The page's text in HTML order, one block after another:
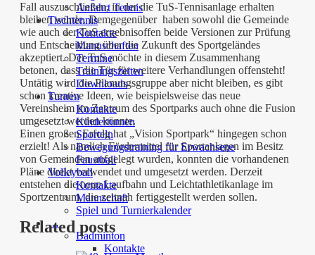
Anfahrt Tennis
Tischtennis
Kontakte
Mannschaften
Termine
Trainingszeiten
Downloads
Turnen
Kontakte
Kinderturnen
Sporteln
Bewegungstraining für Erwachsene
Faustball
Volleyball
Kontakte
Mannschaft
Spiel und Turnierkalender
…
Badminton
Kontakte
Fall auszuschließen, in der die TuS-Tennisanlage erhalten
bleiben würde. Demgegenüber haben sowohl die Gemeinde
wie auch der TuS ergebnisoffen beide Versionen zur Prüfung
und Entscheidung über die Zukunft des Sportgeländes
akzeptiert. Der TuS möchte in diesem Zusammenhang
betonen, dass die Tür für weitere Verhandlungen offensteht!
Untätig wird die Planungsgruppe aber nicht bleiben, es gibt
schon kreative Ideen, wie beispielsweise das neue
Vereinsheim im Zentrum des Sportparks auch ohne die Fusion
umgesetzt werden könnte.
Einen großen Erfolg hat „Vision Sportpark“ hingegen schon
erzielt! Als nämlich Fördermittel für Sportanlagen im Besitz
von Gemeinden aufgelegt wurden, konnten die vorhandenen
Pläne direkt verwendet und umgesetzt werden. Derzeit
entstehen die neue Laufbahn und Leichtathletikanlage im
Sportzentrum, die zeitnah fertiggestellt werden sollen.
Related posts